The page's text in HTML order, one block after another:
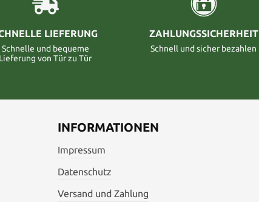
LIEFERUNG
Schnelle und bequeme
Lieferung von Tür zu Tür
ZAHLUNGSSICHERHEIT
Schnell und sicher bezahlen
INFORMATIONEN
Impressum
Datenschutz
Versand und Zahlung